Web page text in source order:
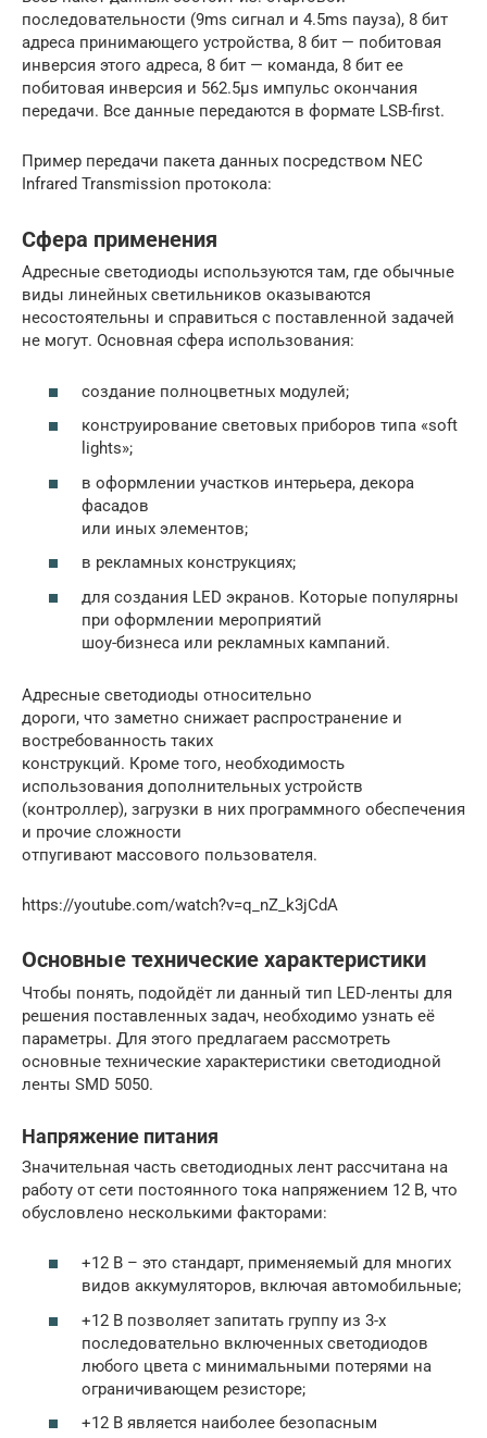
последовательности (9ms сигнал и 4.5ms пауза), 8 бит
адреса принимающего устройства, 8 бит — побитовая
инверсия этого адреса, 8 бит — команда, 8 бит ее
побитовая инверсия и 562.5µs импульс окончания
передачи. Все данные передаются в формате LSB-first.
Пример передачи пакета данных посредством NEC
Infrared Transmission протокола:
Сфера применения
Адресные светодиоды используются там, где обычные
виды линейных светильников оказываются
несостоятельны и справиться с поставленной задачей
не могут. Основная сфера использования:
создание полноцветных модулей;
конструирование световых приборов типа «soft
lights»;
в оформлении участков интерьера, декора
фасадов
или иных элементов;
в рекламных конструкциях;
для создания LED экранов. Которые популярны
при оформлении мероприятий
шоу-бизнеса или рекламных кампаний.
Адресные светодиоды относительно
дороги, что заметно снижает распространение и
востребованность таких
конструкций. Кроме того, необходимость
использования дополнительных устройств
(контроллер), загрузки в них программного обеспечения
и прочие сложности
отпугивают массового пользователя.
https://youtube.com/watch?v=q_nZ_k3jCdA
Основные технические характеристики
Чтобы понять, подойдёт ли данный тип LED-ленты для
решения поставленных задач, необходимо узнать её
параметры. Для этого предлагаем рассмотреть
основные технические характеристики светодиодной
ленты SMD 5050.
Напряжение питания
Значительная часть светодиодных лент рассчитана на
работу от сети постоянного тока напряжением 12 В, что
обусловлено несколькими факторами:
+12 В – это стандарт, применяемый для многих
видов аккумуляторов, включая автомобильные;
+12 В позволяет запитать группу из 3-х
последовательно включенных светодиодов
любого цвета с минимальными потерями на
ограничивающем резисторе;
+12 В является наиболее безопасным